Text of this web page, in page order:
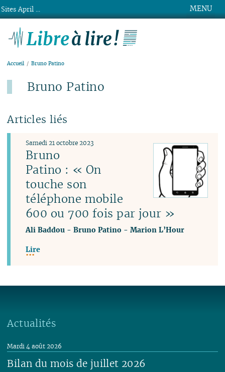
MENU
Accueil Bruno Patino
Bruno Patino
Articles liés
Bruno
Patino : « On
touche son
téléphone mobile
600 ou 700 fois par jour »
Samedi 21 octobre 2023
Ali Baddou -Bruno Patino -Marion L’Hour
Lire
Actualités
Bilan du mois de juillet 2026
Mardi 4 août 2026
Sites April ...